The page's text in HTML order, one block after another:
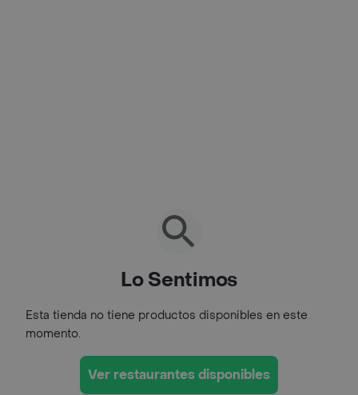
Lo Sentimos
Esta tienda no tiene productos disponibles en este
momento.
Ver restaurantes disponibles